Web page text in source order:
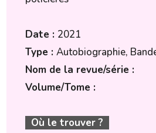
Date : 2021
Type :Autobiographie,
Nom de la revue/série :
Volume/Tome :
Où le trouver ?